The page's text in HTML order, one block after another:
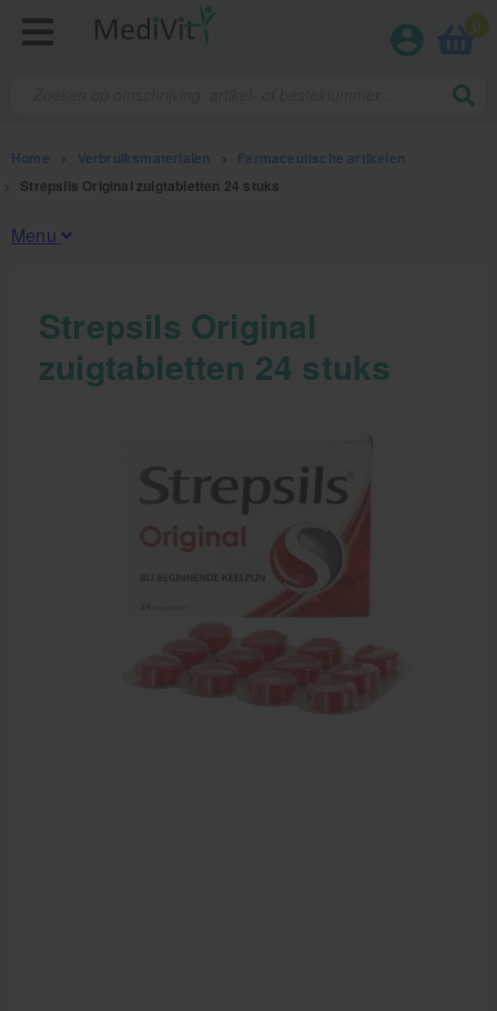
0
Home Verbruiksmaterialen Farmaceutische artikelen
Strepsils Original zuigtabletten 24 stuks
Menu
Fysiotherapieproducten
Verbruiksmaterialen
Bandages en zwachtels
Farmaceutische artikelen
Verzorgingskoffers | Bidonkratten
Strepsils Original
zuigtabletten 24 stuks